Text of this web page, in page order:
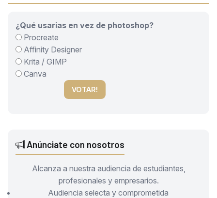
¿Qué usarias en vez de photoshop?
Procreate
Affinity Designer
Krita / GIMP
Canva
VOTAR!
Anúnciate con nosotros
Alcanza a nuestra audiencia de estudiantes,
profesionales y empresarios.
Audiencia selecta y comprometida